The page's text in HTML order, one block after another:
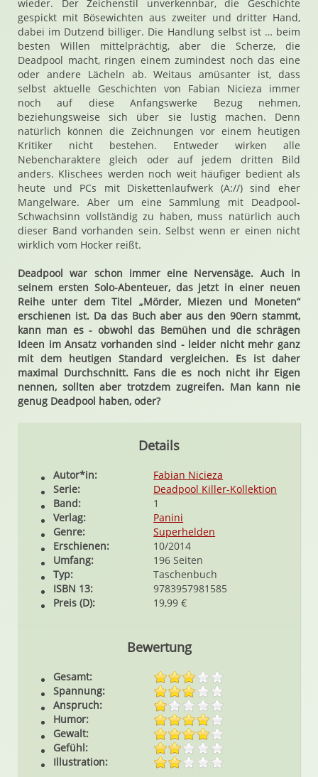
wieder. Der Zeichenstil unverkennbar, die Geschichte
gespickt mit Bösewichten aus zweiter und dritter Hand,
dabei im Dutzend billiger. Die Handlung selbst ist … beim
besten Willen mittelprächtig, aber die Scherze, die
Deadpool macht, ringen einem zumindest noch das eine
oder andere Lächeln ab. Weitaus amüsanter ist, dass
selbst aktuelle Geschichten von Fabian Nicieza immer
noch auf diese Anfangswerke Bezug nehmen,
beziehungsweise sich über sie lustig machen. Denn
natürlich können die Zeichnungen vor einem heutigen
Kritiker nicht bestehen. Entweder wirken alle
Nebencharaktere gleich oder auf jedem dritten Bild
anders. Klischees werden noch weit häufiger bedient als
heute und PCs mit Diskettenlaufwerk (A://) sind eher
Mangelware. Aber um eine Sammlung mit Deadpool-
Schwachsinn vollständig zu haben, muss natürlich auch
dieser Band vorhanden sein. Selbst wenn er einen nicht
wirklich vom Hocker reißt.
Deadpool war schon immer eine Nervensäge. Auch in
seinem ersten Solo-Abenteuer, das jetzt in einer neuen
Reihe unter dem Titel „Mörder, Miezen und Moneten“
erschienen ist. Da das Buch aber aus den 90ern stammt,
kann man es - obwohl das Bemühen und die schrägen
Ideen im Ansatz vorhanden sind - leider nicht mehr ganz
mit dem heutigen Standard vergleichen. Es ist daher
maximal Durchschnitt. Fans die es noch nicht ihr Eigen
nennen, sollten aber trotzdem zugreifen. Man kann nie
genug Deadpool haben, oder?
Details
Autor*in:
Fabian Nicieza
Serie:
Deadpool Killer-Kollektion
Band:
1
Verlag:
Panini
Genre:
Superhelden
Erschienen:
10/2014
Umfang:
196 Seiten
Typ:
Taschenbuch
ISBN 13:
9783957981585
Preis (D):
19,99 €
Bewertung
Gesamt:
Spannung:
Anspruch:
Humor:
Gewalt:
Gefühl:
Illustration: